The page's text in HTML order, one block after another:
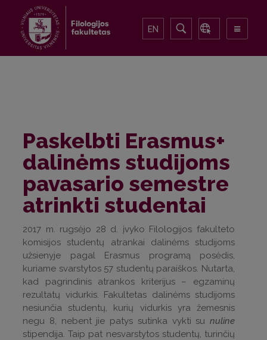
EN
Paskelbti Erasmus+
dalinėms studijoms
pavasario semestre
atrinkti studentai
2017 m. rugsėjo 28 d. įvyko Filologijos fakulteto
komisijos studentų atrankai dalinėms studijoms
užsienyje pagal Erasmus programą posėdis,
kuriame svarstytos 57 studentų paraiškos. Nutarta,
kad pagrindinis atrankos kriterijus – egzaminų
rezultatų vidurkis. Fakultetas dalinėms studijoms
nesiunčia studentų, kurių vidurkis yra žemesnis
negu 8, nebent jie patys sutinka vykti su nuline
stipendija. Taip pat nesvarstytos studentų, turinčių